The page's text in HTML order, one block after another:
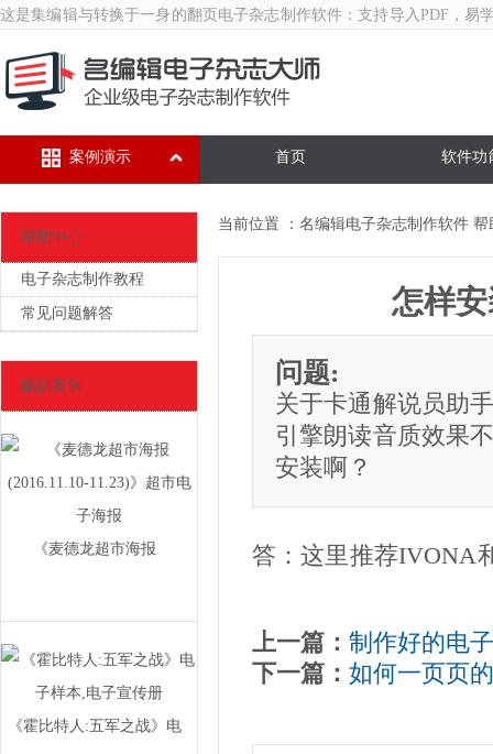
这是集编辑与转换于一身的翻页 电子杂志制作软件 ：支持导入PDF，易
首页
案例演示 软件功
帮助中心
电子杂志制作教程
常见问题解答
精品案例
《麦德龙超市海报
《霍比特人:五军之战》电
当前位置 ： 名编辑电子杂志制作软件 帮
怎样
问题:
关于卡通解说员助
引擎朗读音质效果
安装啊？
答：这里推荐IVONA
上一篇： 制作好的电
下一篇： 如何一页页